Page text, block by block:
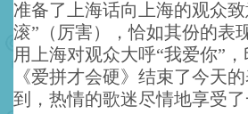
准备了上海话向上海的观众
滚”（厉害），恰如其份的表
用上海对观众大呼“我爱你”
《爱拼才会硬》结束了今天
到，热情的歌迷尽情地享受了